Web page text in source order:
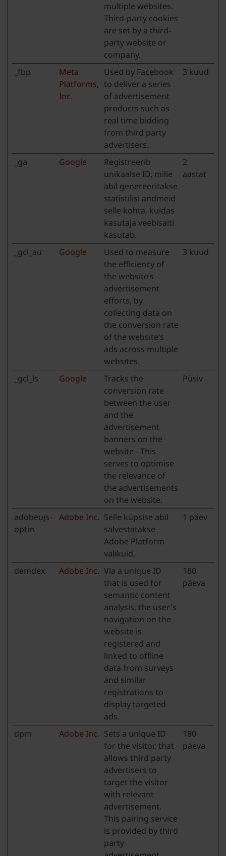
multiple websites.
Third-party cookies
are set by a third-
party website or
company.
_fbp
Meta
Platforms,
Inc.
Used by Facebook
to deliver a series
of advertisement
products such as
real time bidding
from third party
advertisers.
3 kuud
_ga Google
Registreerib
unikaalse ID, mille
abil genereeritakse
statistilisi andmeid
selle kohta, kuidas
kasutaja veebisaiti
kasutab.
2
aastat
_gcl_au Google
Used to measure
the efficiency of
the website’s
advertisement
efforts, by
collecting data on
the conversion rate
of the website’s
ads across multiple
websites.
3 kuud
_gcl_ls Google
Tracks the
conversion rate
between the user
and the
advertisement
banners on the
website - This
serves to optimise
the relevance of
the advertisements
on the website.
Püsiv
adobeujs-
optin
Adobe Inc. Selle küpsise abil
salvestatakse
Adobe Platform
valikuid.
1 päev
demdex Adobe Inc. Via a unique ID
that is used for
semantic content
analysis, the user's
navigation on the
website is
registered and
linked to offline
data from surveys
and similar
registrations to
display targeted
ads.
180
päeva
dpm Adobe Inc. Sets a unique ID
for the visitor, that
allows third party
advertisers to
target the visitor
with relevant
advertisement.
This pairing service
is provided by third
party
180
päeva